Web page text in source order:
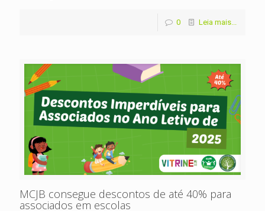
0 Leia mais...
MCJB consegue descontos de até 40% para
associados em escolas